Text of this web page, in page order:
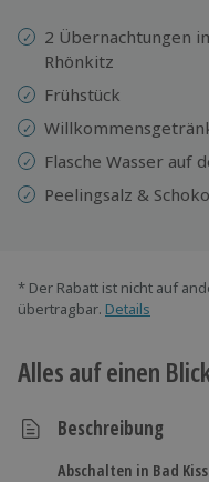
2 Übernachtungen
Rhönkitz
Frühstück
Flasche Wasser auf
Peelingsalz &
* Der Rabatt ist nicht auf
übertragbar. Details
Alles auf einen
Beschreibung
Abschalten in Bad